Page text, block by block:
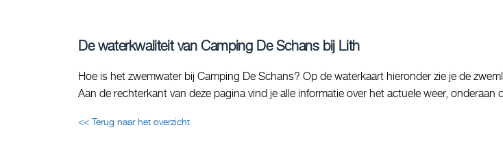
De waterkwaliteit van Camping De Schans bij Lith
Hoe is het zwemwater bij Camping De Schans? Op de waterkaart hieronder zie je de
Aan de rechterkant van deze pagina vind je alle informatie over het actuele weer, onderaan
<< Terug naar het overzicht